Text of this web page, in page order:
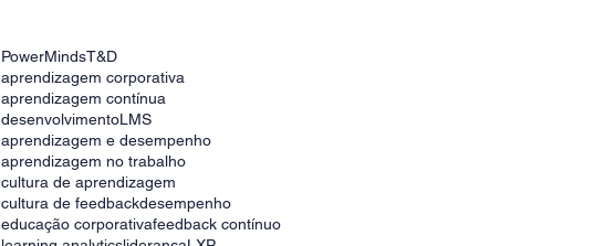
PowerMindsT&D
aprendizagem corporativa
aprendizagem contínua
desenvolvimentoLMS
aprendizagem e desempenho
aprendizagem no trabalho
cultura de aprendizagem
cultura de feedbackdesempenho
educação corporativafeedback contínuo